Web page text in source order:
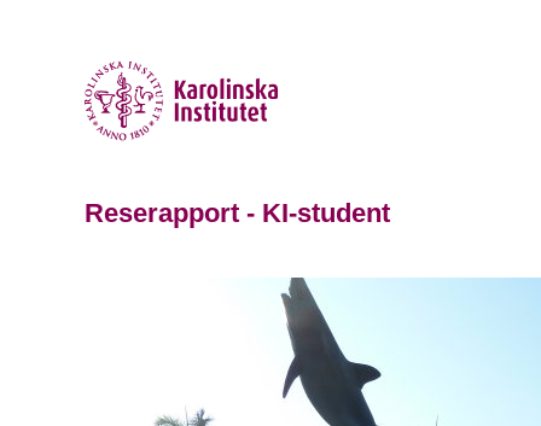
Reserapport - KI-student